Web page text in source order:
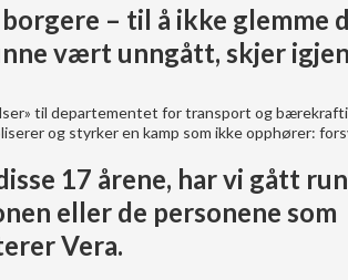
– til å ikke glemme
vært unngått, skjer
til departementet for transport og
og styrker en kamp som ikke opphører:
17 årene, har vi gått
eller de personene som
Vera.